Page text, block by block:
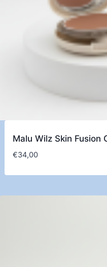
Malu Wilz Skin Fusion
€34,00